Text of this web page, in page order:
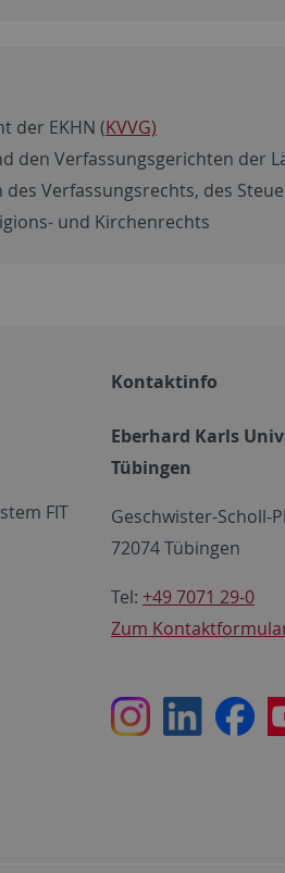
der EKHN (KVVG)
den Verfassungsgerichten der
Verfassungsrechts, des
und Kirchenrechts
FIT
Kontaktinfo
Eberhard Karls
Tübingen
Geschwister-Scholl-
72074 Tübingen
Tel: +49 7071 29-0
Zum
InstagramLinkedIn